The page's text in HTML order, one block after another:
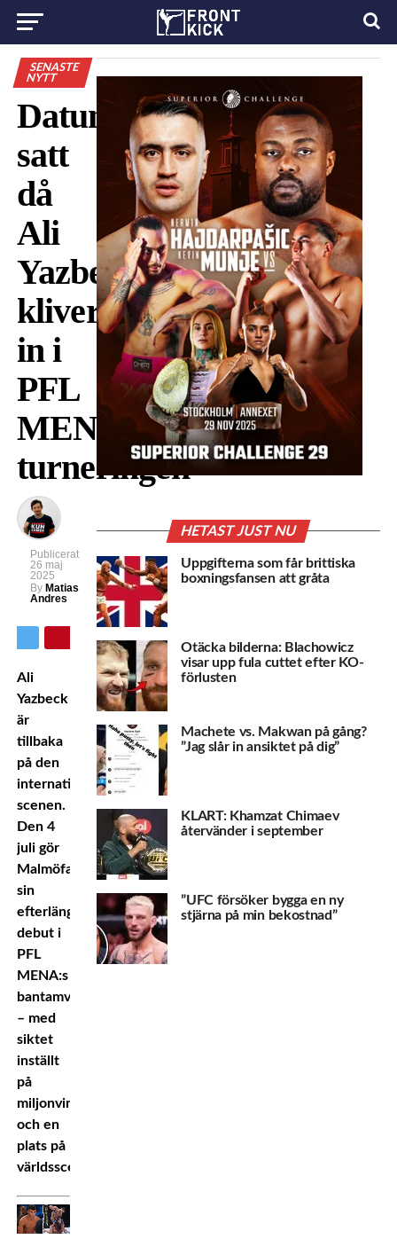
SENASTE
NYTT
Datum
satt
då
Ali
Yazbeck
kliver
in i
PFL
MENA-
turneringen
Publicerat
26 maj
2025
By Matias
Andres
Ali
Yazbeck
är
tillbaka
på den
internationella
scenen.
Den 4
juli gör
Malmöfajtern
sin
efterlängtade
debut i
PFL
MENA:s
bantamviktsturnering
– med
siktet
inställt
på
miljonvinst
och en
plats på
världsscenen.
HETAST JUST NU
Uppgifterna som får brittiska
boxningsfansen att gråta
Otäcka bilderna: Blachowicz
visar upp fula cuttet efter KO-
förlusten
Machete vs. Makwan på gång?
”Jag slår in ansiktet på dig”
KLART: Khamzat Chimaev
återvänder i september
”UFC försöker bygga en ny
stjärna på min bekostnad”